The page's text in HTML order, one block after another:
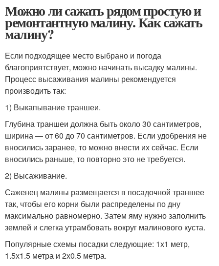
Можно ли сажать рядом простую и
ремонтантную малину. Как сажать
малину?
Если подходящее место выбрано и погода
благоприятствует, можно начинать высадку малины.
Процесс высаживания малины рекомендуется
производить так:
1) Выкапывание траншеи.
Глубина траншеи должна быть около 30 сантиметров,
ширина — от 60 до 70 сантиметров. Если удобрения не
вносились заранее, то можно внести их сейчас. Если
вносились раньше, то повторно это не требуется.
2) Высаживание.
Саженец малины размещается в посадочной траншее
так, чтобы его корни были распределены по дну
максимально равномерно. Затем яму нужно заполнить
землей и слегка утрамбовать вокруг малинового куста.
Популярные схемы посадки следующие: 1х1 метр,
1.5х1.5 метра и 2х0.5 метра.